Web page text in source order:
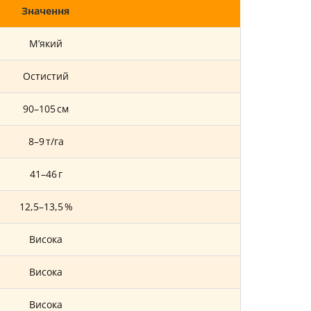
Значення
М’який
Остистий
90–105 см
8–9 т/га
41–46 г
12,5–13,5 %
Висока
Висока
Висока